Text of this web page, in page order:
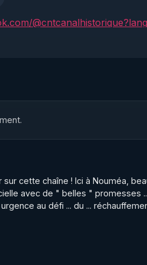
CH allez sur notre site :
cette chaîne ! Ici à Nouméa,
avec de " belles " promesses
au défi ... du ...